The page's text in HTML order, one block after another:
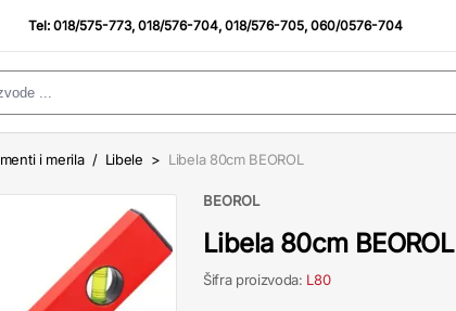
Tel:018/575-773,018/576-704,018/576-705,060/0576-704
i merila / Libele > Libela 80cm BEOROL
BEOROL
Libela 80cm BEOROL
Šifra proizvoda: L80